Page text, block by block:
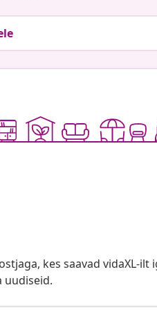
kes saavad vidaXL-ilt
uudiseid.